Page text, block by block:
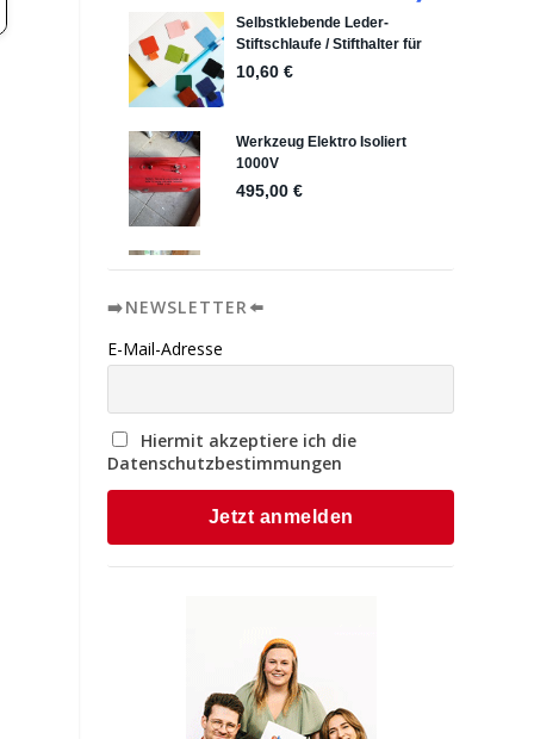
➡️NEWSLETTER⬅️
E-Mail-Adresse
Hiermit akzeptiere ich die
Datenschutzbestimmungen